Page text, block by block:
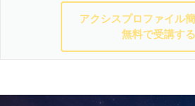
アクシスプロファイル
無料で受講する